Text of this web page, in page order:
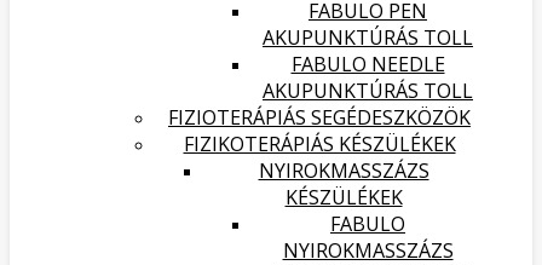
FABULO PEN
AKUPUNKTÚRÁS TOLL
FABULO NEEDLE
AKUPUNKTÚRÁS TOLL
FIZIOTERÁPIÁS SEGÉDESZKÖZÖK
FIZIKOTERÁPIÁS KÉSZÜLÉKEK
NYIROKMASSZÁZS
KÉSZÜLÉKEK
FABULO
NYIROKMASSZÁZS